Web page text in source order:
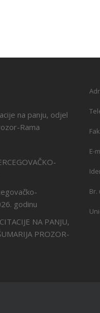
na panju, odjel
Rama
godinu
NA PANJU,
PROZOR-
E-
Br.